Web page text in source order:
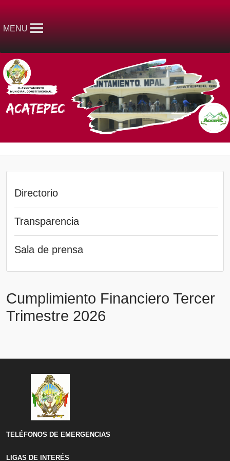
MENU
Directorio
Transparencia
Sala de prensa
Cumplimiento Financiero Tercer
Trimestre 2026
TELÉFONOS DE EMERGENCIAS
LIGAS DE INTERÉS